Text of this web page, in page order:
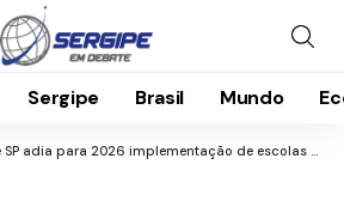
Sergipe Brasil Mundo
adia para 2026 implementação de escolas cívico-militares